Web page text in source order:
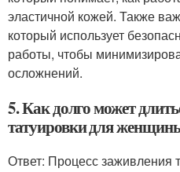
эластичной кожей. Также
который использует
работы, чтобы
осложнений.
5. Как долго может
татуировки для
Ответ: Процесс заживления